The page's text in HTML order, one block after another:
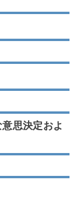
思決定およ